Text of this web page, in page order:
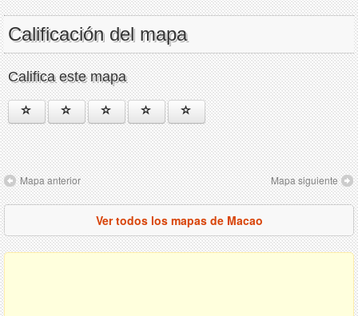
Calificación del mapa
Califica este mapa
Mapa anterior Mapa siguiente
Ver todos los mapas de Macao